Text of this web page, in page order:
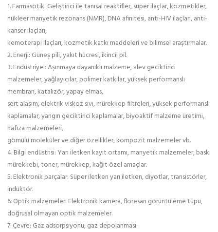
1. Farmasötik: Geliştirici ile tanısal reaktifler, süper ilaçlar, kozmetikler,
nükleer manyetik rezonans (NMR), DNA afinitesi, anti-HIV ilaçları, anti-
kanser ilaçları,
kemoterapi ilaçları, kozmetik katkı maddeleri ve bilimsel araştırmalar.
2. Enerji: Güneş pili, yakıt hücresi, ikincil pil.
3. Endüstriyel: Aşınmaya dayanıklı malzeme, alev geciktirici
malzemeler, yağlayıcılar, polimer katkılar, yüksek performanslı
membran, katalizör, yapay elmas,
sert alaşım, elektrik viskoz sıvı, mürekkep filtreleri, yüksek performanslı
kaplamalar, yangın geciktirici kaplamalar, biyoaktif malzeme üretimi,
hafıza malzemeleri,
gömülü moleküler ve diğer özellikler, kompozit malzemeler vb.
4. Bilgi endüstrisi: Yarı iletken kayıt ortamı, manyetik malzemeler, baskı
mürekkebi, toner, mürekkep, kağıt özel amaçlar.
5. Elektronik parçalar: Süper iletken yarı iletken, diyotlar, transistörler,
indüktör.
6. Optik malzemeler: Elektronik kamera, floresan görüntüleme tüpü,
doğrusal olmayan optik malzemeler.
7. Çevre: Gaz adsorpsiyonu, gaz depolanması.